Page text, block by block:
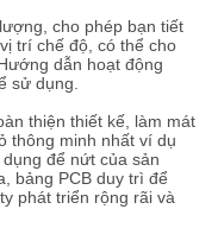
cho phép bạn tiết
trí chế độ, có thể cho
dẫn hoạt động
sử dụng.
thiện thiết kế, làm mát
thông minh nhất ví dụ
dụng để nứt của sản
bảng PCB duy trì để
phát triển rộng rãi và